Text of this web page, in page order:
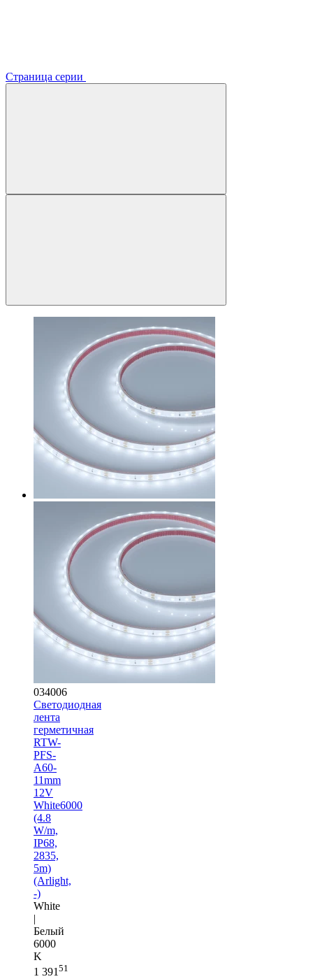
Страница серии
034006
Светодиодная
лента
герметичная
RTW-
PFS-
A60-
11mm
12V
White6000
(4.8
W/m,
IP68,
2835,
5m)
(Arlight,
-)
White
|
Белый
6000
K
1 391 51